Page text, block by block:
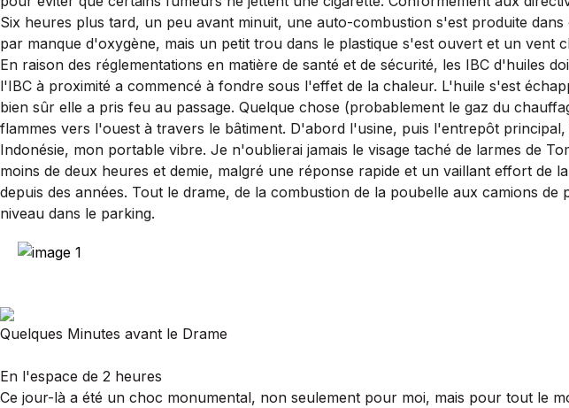
Six heures plus tard, un peu avant minuit, une auto-combustion s'est produite
par manque d'oxygène, mais un petit trou dans le plastique s'est ouvert et un vent
En raison des réglementations en matière de santé et de sécurité, les IBC d'huiles
l'IBC à proximité a commencé à fondre sous l'effet de la chaleur. L'huile s'est
bien sûr elle a pris feu au passage. Quelque chose (probablement le gaz du
flammes vers l'ouest à travers le bâtiment. D'abord l'usine, puis l'entrepôt
Indonésie, mon portable vibre. Je n'oublierai jamais le visage taché de larmes de
moins de deux heures et demie, malgré une réponse rapide et un vaillant effort de
depuis des années. Tout le drame, de la combustion de la poubelle aux camions
niveau dans le parking.
Quelques Minutes avant le Drame
En l'espace de 2 heures
Ce jour-là a été un choc monumental, non seulement pour moi, mais pour tout le